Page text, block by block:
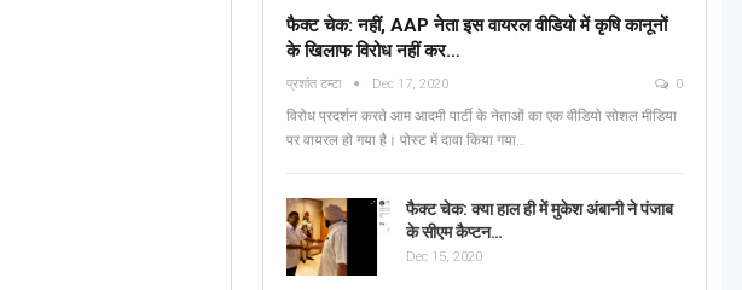
फैक्ट चेक: नहीं, AAP नेता इस वायरल वीडियो में कृषि कानूनों
के खिलाफ विरोध नहीं कर…
प्रशांत टम्टा Dec 17, 2020 0
विरोध प्रदर्शन करते आम आदमी पार्टी के नेताओं का एक वीडियो सोशल मीडिया
पर वायरल हो गया है। पोस्ट में दावा किया गया…
फैक्ट चेक: क्या हाल ही में मुकेश अंबानी ने पंजाब
के सीएम कैप्टन…
Dec 15, 2020